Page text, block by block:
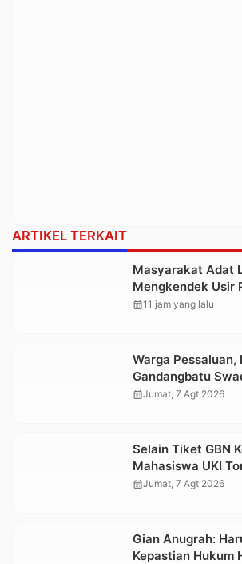
ARTIKEL TERKAIT
Masyarakat Adat
Mengkendek Usir
Penggarap yang
calendar_month11 jam yang lalu
Warga Pessaluan,
Gandangbatu
Kabupaten
calendar_monthJumat, 7 Agt 2026
Selain Tiket GBN
Mahasiswa UKI
juga Lolos ke
calendar_monthJumat, 7 Agt 2026
Gian Anugrah:
Kepastian Hukum